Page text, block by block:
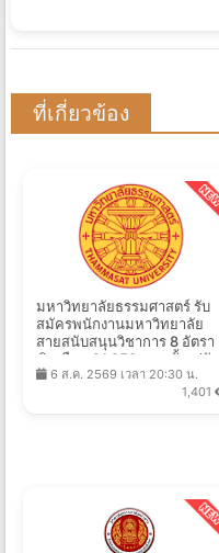
ที่เกี่ยวข้อง
มหาวิทยาลัยธรรมศาสตร์ รับ
สมัครพนักงานมหาวิทยาลัย
สายสนับสนุนวิชาการ 8 อัตรา
เงินเดือน 21,250 บาท ตั้งแต่วัน
ที่ 10-25 ส.ค. 2569
6 ส.ค. 2569 เวลา 20:30 น.
1,401